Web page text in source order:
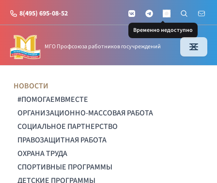
8(495) 695-08-52 VKontakteTelegramMAX
Временно недоступно
Поиск по
Почта
МГО Профсоюза работников госучреждений
НОВОСТИ
#ПОМОГАЕМВМЕСТЕ
ОРГАНИЗАЦИОННО-МАССОВАЯ РАБОТА
СОЦИАЛЬНОЕ ПАРТНЕРСТВО
ПРАВОЗАЩИТНАЯ РАБОТА
ОХРАНА ТРУДА
СПОРТИВНЫЕ ПРОГРАММЫ
ДЕТСКИЕ ПРОГРАММЫ